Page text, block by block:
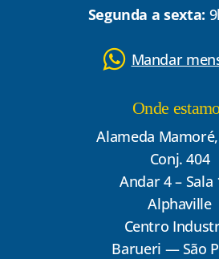
Segunda a sexta:
Mandar
Onde
Alameda Mamoré,
Conj. 404
Andar 4 – Sala
Alphaville
Centro
Barueri — São